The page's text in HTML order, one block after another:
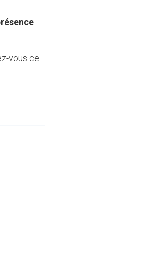
vous ce